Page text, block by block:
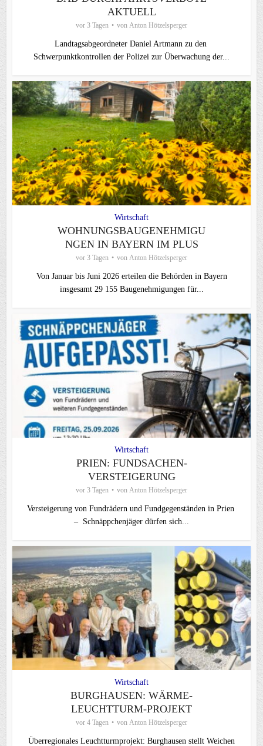
AKTUELL
vor 3 Tagen von Anton Hötzelsperger
Landtagsabgeordneter Daniel Artmann zu den
Schwerpunktkontrollen der Polizei zur Überwachung der...
Wirtschaft
WOHNUNGSBAUGENEHMIGU
NGEN IN BAYERN IM PLUS
vor 3 Tagen von Anton Hötzelsperger
Von Januar bis Juni 2026 erteilen die Behörden in Bayern
insgesamt 29 155 Baugenehmigungen für...
Wirtschaft
PRIEN: FUNDSACHEN-
VERSTEIGERUNG
vor 3 Tagen von Anton Hötzelsperger
Versteigerung von Fundrädern und Fundgegenständen in Prien
– Schnäppchenjäger dürfen sich...
Wirtschaft
BURGHAUSEN: WÄRME-
LEUCHTTURM-PROJEKT
vor 4 Tagen von Anton Hötzelsperger
Überregionales Leuchtturmprojekt: Burghausen stellt Weichen